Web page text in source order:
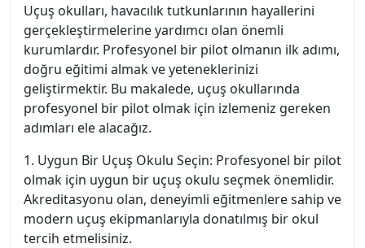
Uçuş okulları, havacılık tutkunlarının hayallerini
gerçekleştirmelerine yardımcı olan önemli
kurumlardır. Profesyonel bir pilot olmanın ilk adımı,
doğru eğitimi almak ve yeteneklerinizi
geliştirmektir. Bu makalede, uçuş okullarında
profesyonel bir pilot olmak için izlemeniz gereken
adımları ele alacağız.
1. Uygun Bir Uçuş Okulu Seçin: Profesyonel bir pilot
olmak için uygun bir uçuş okulu seçmek önemlidir.
Akreditasyonu olan, deneyimli eğitmenlere sahip ve
modern uçuş ekipmanlarıyla donatılmış bir okul
tercih etmelisiniz.